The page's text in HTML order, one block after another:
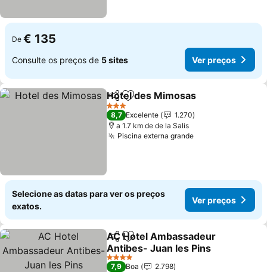
De € 135
Consulte os preços de 5 sites Ver preços
PartilharAdicionar aos favoritos
Hotel des Mimosas
3 Estrelas
8,7 Excelente
1.270
a 1.7 km de de la Salis
Piscina externa grandeVer preços
Selecione as datas para ver os preços
exatos.
Ver preços
PartilharAdicionar aos favoritos
AC Hotel Ambassadeur
Antibes- Juan les Pins
Ver preços
4 Estrelas
7,9 Boa
2.798